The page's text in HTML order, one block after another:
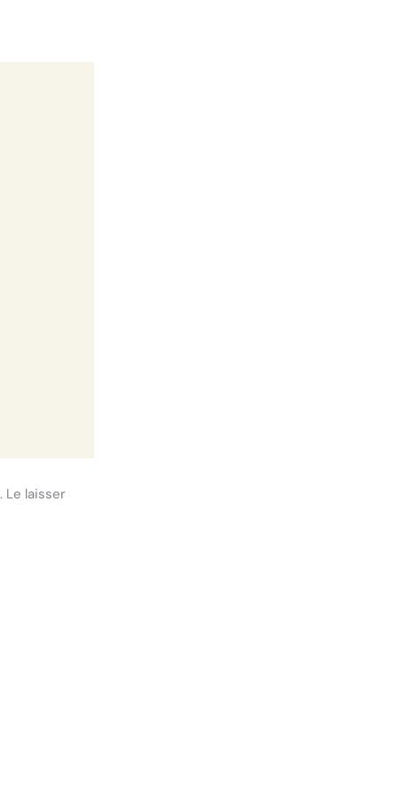
Le laisser